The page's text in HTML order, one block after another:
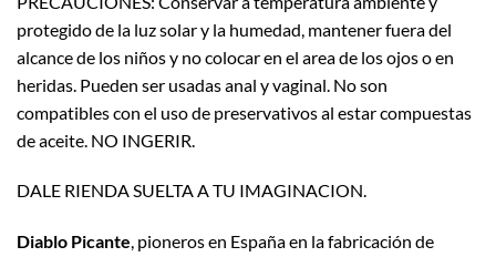
protegido de la luz solar y la humedad, mantener fuera del
alcance de los niños y no colocar en el area de los ojos o en
heridas. Pueden ser usadas anal y vaginal. No son
compatibles con el uso de preservativos al estar compuestas
de aceite. NO INGERIR.
DALE RIENDA SUELTA A TU IMAGINACION.
Diablo Picante, pioneros en España en la fabricación de